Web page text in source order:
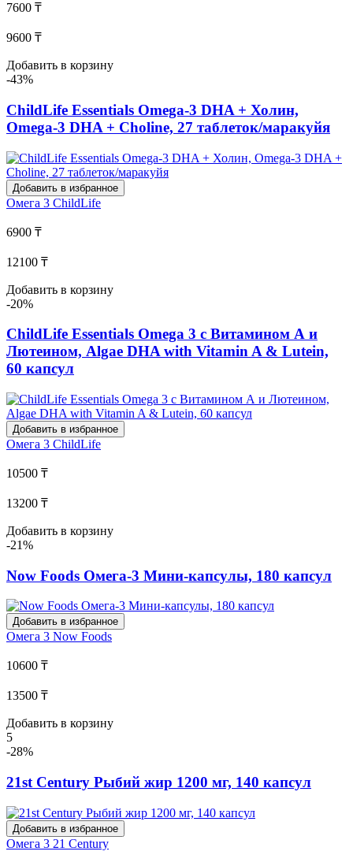
7600 ₸
9600 ₸
Добавить в корзину
-43%
ChildLife Essentials Omega-3 DHA + Холин,
Omega-3 DHA + Choline, 27 таблеток/маракуйя
Добавить в избранное
Омега 3 ChildLife
6900 ₸
12100 ₸
Добавить в корзину
-20%
ChildLife Essentials Omega 3 с Витамином А и
Лютеином, Algae DHA with Vitamin A & Lutein,
60 капсул
Добавить в избранное
Омега 3 ChildLife
10500 ₸
13200 ₸
Добавить в корзину
-21%
Now Foods Омега-3 Мини-капсулы, 180 капсул
Добавить в избранное
Омега 3 Now Foods
10600 ₸
13500 ₸
Добавить в корзину
5
-28%
21st Century Рыбий жир 1200 мг, 140 капсул
Добавить в избранное
Омега 3 21 Century